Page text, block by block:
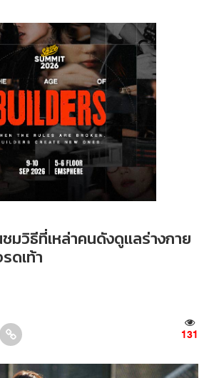
มวิธีที่เหล่าคนดังดูแลร่างกาย
ดเท้า
131